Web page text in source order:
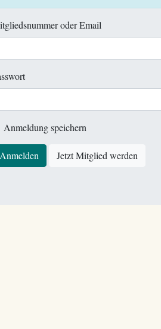
oder Email
Anmeldung speichern
Anmelden Jetzt Mitglied werden